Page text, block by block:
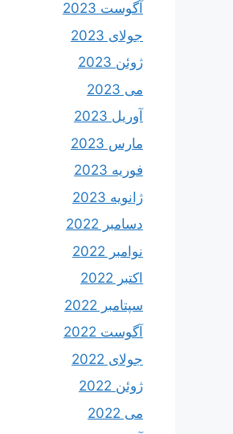
آگوست 2023
جولای 2023
ژوئن 2023
می 2023
آوریل 2023
مارس 2023
فوریه 2023
ژانویه 2023
دسامبر 2022
نوامبر 2022
اکتبر 2022
سپتامبر 2022
آگوست 2022
جولای 2022
ژوئن 2022
می 2022